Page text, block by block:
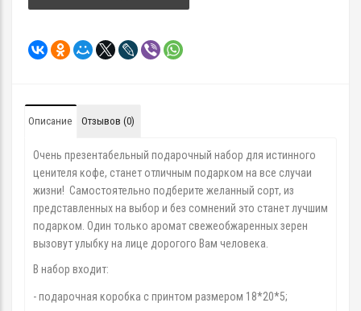
Описание Отзывов (0)
Очень презентабельный подарочный набор для истинного
ценителя кофе, станет отличным подарком на все случаи
жизни! Самостоятельно подберите желанный сорт, из
представленных на выбор и без сомнений это станет лучшим
подарком. Один только аромат свежеобжаренных зерен
вызовут улыбку на лице дорогого Вам человека.
В набор входит:
- подарочная коробка с принтом размером 18*20*5;